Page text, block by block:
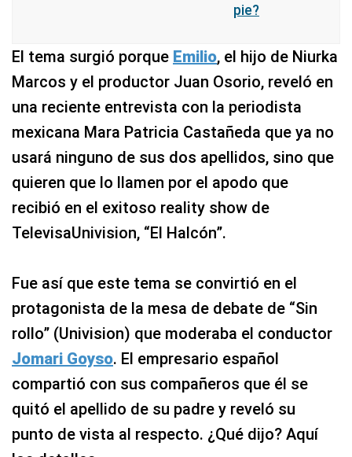
pie?
El tema surgió porque Emilio, el hijo de Niurka
Marcos y el productor Juan Osorio, reveló en
una reciente entrevista con la periodista
mexicana Mara Patricia Castañeda que ya no
usará ninguno de sus dos apellidos, sino que
quieren que lo llamen por el apodo que
recibió en el exitoso reality show de
TelevisaUnivision, “El Halcón”.
Fue así que este tema se convirtió en el
protagonista de la mesa de debate de “Sin
rollo” (Univision) que moderaba el conductor
Jomari Goyso. El empresario español
compartió con sus compañeros que él se
quitó el apellido de su padre y reveló su
punto de vista al respecto. ¿Qué dijo? Aquí